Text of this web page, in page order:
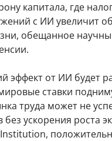
капитала, где
с ИИ увеличит
обещанное
эффект от ИИ будет
ставки
труда может не
без ускорения роста